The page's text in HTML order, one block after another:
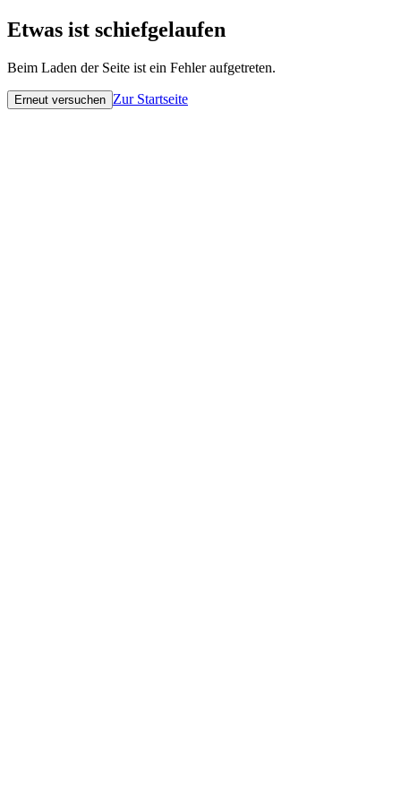
Etwas ist schiefgelaufen
Beim Laden der Seite ist ein Fehler aufgetreten.
Erneut versuchen Zur Startseite